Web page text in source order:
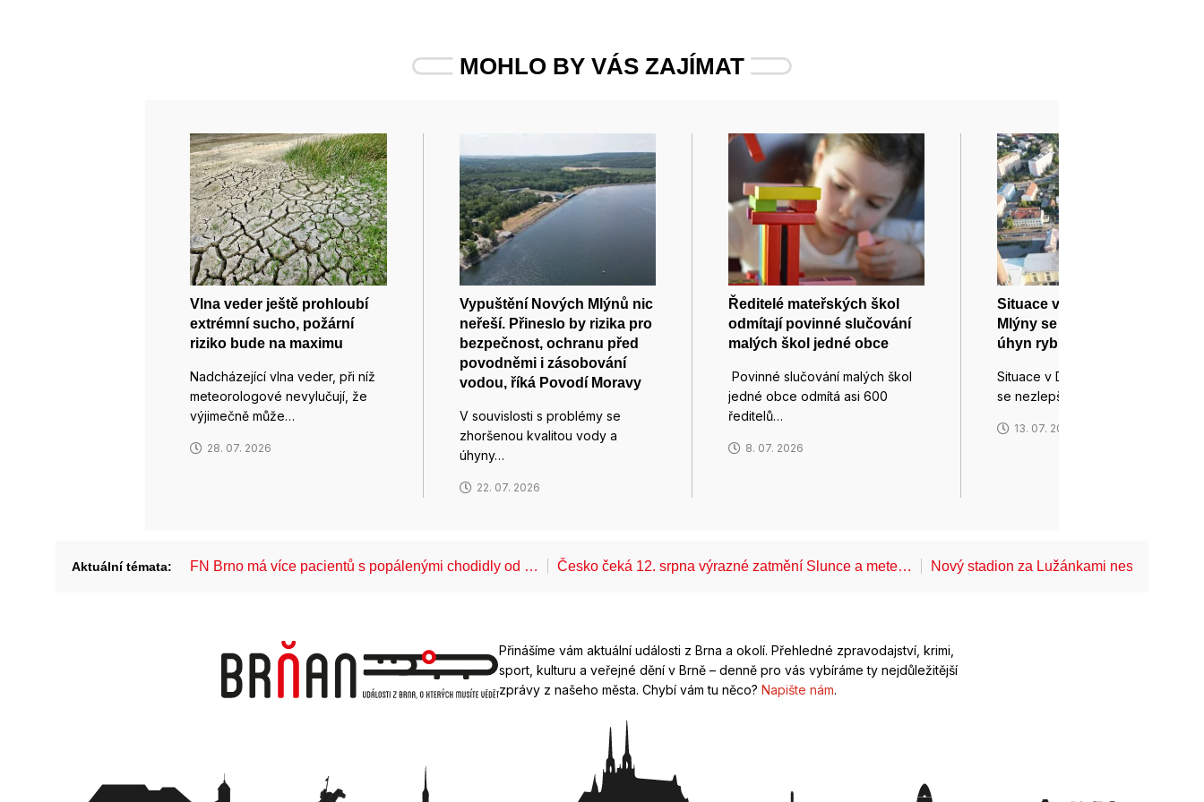
MOHLO BY VÁS ZAJÍMAT
Vlna veder ještě prohloubí
extrémní sucho, požární
riziko bude na maximu
Nadcházející vlna veder, při níž
meteorologové nevylučují, že
výjimečně může…
28. 07. 2026
Vypuštění Nových Mlýnů nic
neřeší. Přineslo by rizika pro
bezpečnost, ochranu před
povodněmi i zásobování
vodou, říká Povodí Moravy
V souvislosti s problémy se
zhoršenou kvalitou vody a
úhyny…
22. 07. 2026
Ředitelé mateřských škol
odmítají povinné slučování
malých škol jedné obce
Povinné slučování malých škol
jedné obce odmítá asi 600
ředitelů…
8. 07. 2026
Situace v Dyji pod Novými
Mlýny se nezlepšuje, větší
úhyn ryb se zatím neprojevil
Situace v Dyji pod Novými Mlýny
se nezlepšuje, v noci…
13. 07. 2026
Aktuální témata: FN Brno má více pacientů s popálenými chodidly od … Česko čeká 12. srpna výrazné zatmění Slunce a mete… Nový stadion za Lužánkami nesmí mít dle
Přinášíme vám aktuální události z Brna a okolí. Přehledné zpravodajství, krimi,
sport, kulturu a veřejné dění v Brně – denně pro vás vybíráme ty nejdůležitější
zprávy z našeho města. Chybí vám tu něco? Napište nám.